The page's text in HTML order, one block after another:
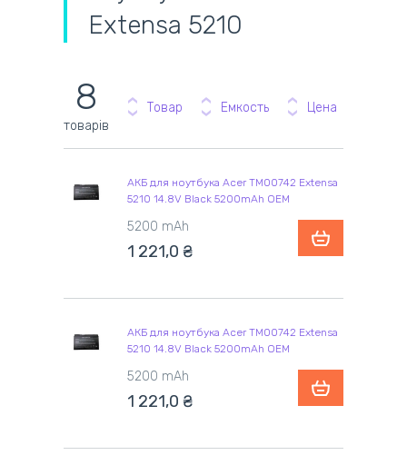
Extensa 5210
8
товарів
Товар Емкость Цена
АКБ для ноутбука Acer TM00742 Extensa
5210 14.8V Black 5200mAh OEM
5200 mAh
1 221,0 ₴
АКБ для ноутбука Acer TM00742 Extensa
5210 14.8V Black 5200mAh OEM
5200 mAh
1 221,0 ₴